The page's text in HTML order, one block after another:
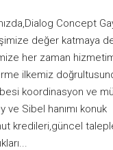
Concept
değer katmaya
her zaman
ilkemiz
koordinasyon ve
ve Sibel hanımı konuk
kredileri,güncel